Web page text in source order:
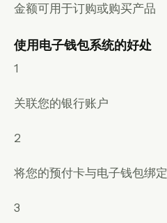
金额可用于订购或购买产品
使用电子钱包系统的好处
1
关联您的银行账户
2
将您的预付卡与电子钱包绑定
3